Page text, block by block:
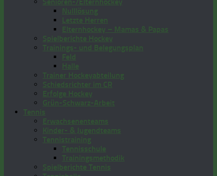
Nulllösung
Letzte Herren
Elternhockey – Mamas & Papas
Spielberichte Hockey
Trainings- und Belegungsplan
Feld
Halle
Trainer Hockeyabteilung
Schiedsrichter im CR
Erfolge Hockey
Grün-Schwarz-Arbeit
Tennis
Erwachsenenteams
Kinder- & Jugendteams
Tennistraining
Tennisschule
Trainingsmethodik
Spielberichte Tennis